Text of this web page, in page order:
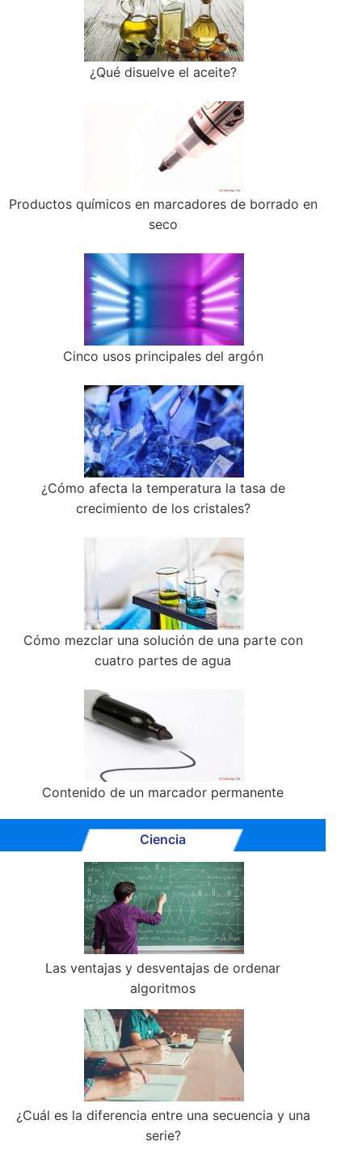
¿Qué disuelve el aceite?
Productos químicos en marcadores de borrado en
seco
Cinco usos principales del argón
¿Cómo afecta la temperatura la tasa de
crecimiento de los cristales?
Cómo mezclar una solución de una parte con
cuatro partes de agua
Contenido de un marcador permanente
Ciencia
Las ventajas y desventajas de ordenar
algoritmos
¿Cuál es la diferencia entre una secuencia y una
serie?